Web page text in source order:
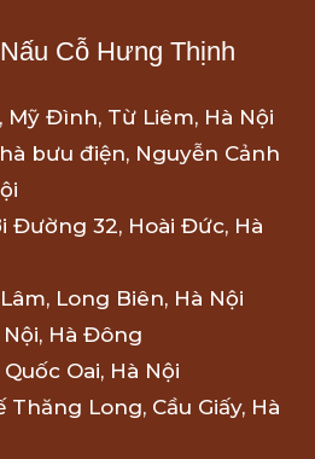
Cỗ Hưng Thịnh
Mỹ Đình, Từ Liêm, Hà Nội
bưu điện, Nguyễn Cảnh
Đường 32, Hoài Đức, Hà
Long Biên, Hà Nội
Nội, Hà Đông
Oai, Hà Nội
Thăng Long, Cầu Giấy, Hà